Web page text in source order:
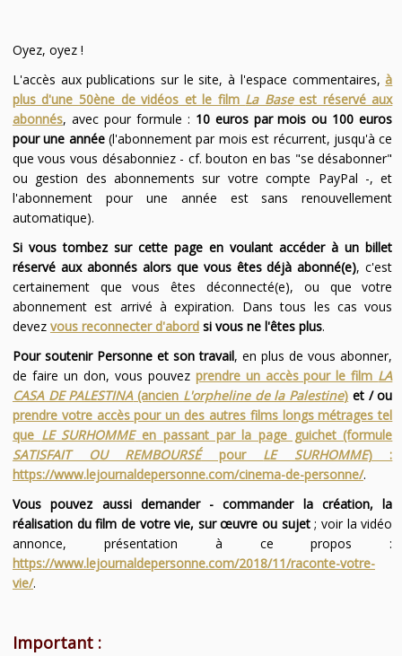
Oyez, oyez !
L'accès aux publications sur le site, à l'espace commentaires,à
plus d'une 50ène de vidéos et le film La Baseest réservé aux
abonnés, avec pour formule : 10 euros par mois ou 100 euros
pour une année(l'abonnement par mois est récurrent, jusqu'à ce
que vous vous désabonniez - cf. bouton en bas "se désabonner"
ou gestion des abonnements sur votre compte PayPal -, et
l'abonnement pour une année est sans renouvellement
automatique).
Si vous tombez sur cette page en voulant accéder à un billet
réservé aux abonnés alors que vous êtes déjà abonné(e), c'est
certainement que vous êtes déconnecté(e), ou que votre
abonnement est arrivé à expiration. Dans tous les cas vous
devez vous reconnecter d'abordsi vous ne l'êtes plus.
Pour soutenir Personne et son travail, en plus de vous abonner,
de faire un don, vous pouvez prendre un accès pour le film LA
CASA DE PALESTINA(ancien L'orpheline de la Palestine) et / ou
prendre votre accès pour un des autres films longs métrages tel
que LE SURHOMMEen passant par la page guichet (formule
SATISFAIT OU REMBOURSÉpour LE SURHOMME) :
https://www.lejournaldepersonne.com/cinema-de-personne/.
Vous pouvez aussi demander - commander la création, la
réalisation du film de votre vie, sur œuvre ou sujet; voir la vidéo
annonce, présentation à ce propos :
https://www.lejournaldepersonne.com/2018/11/raconte-votre-
vie/.
Important :